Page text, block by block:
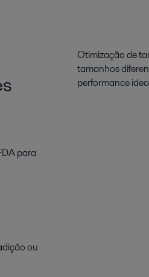
para
ou
Otimização de
tamanhos
performance